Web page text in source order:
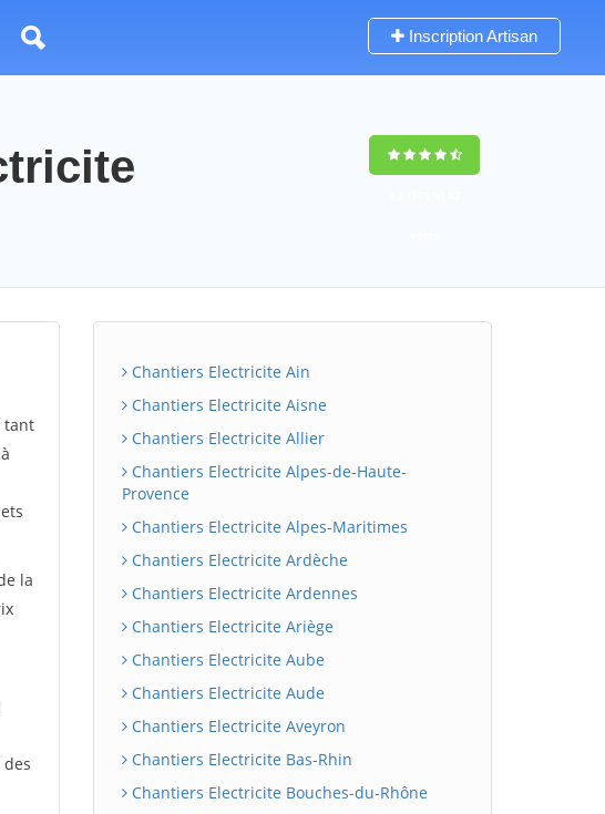
Inscription Artisan
tant
la
Chantiers Electricite Ain
Chantiers Electricite Aisne
Chantiers Electricite Allier
Chantiers Electricite Alpes-de-Haute-
Provence
Chantiers Electricite Alpes-Maritimes
Chantiers Electricite Ardèche
Chantiers Electricite Ardennes
Chantiers Electricite Ariège
Chantiers Electricite Aube
Chantiers Electricite Aude
Chantiers Electricite Aveyron
Chantiers Electricite Bas-Rhin
Chantiers Electricite Bouches-du-Rhône